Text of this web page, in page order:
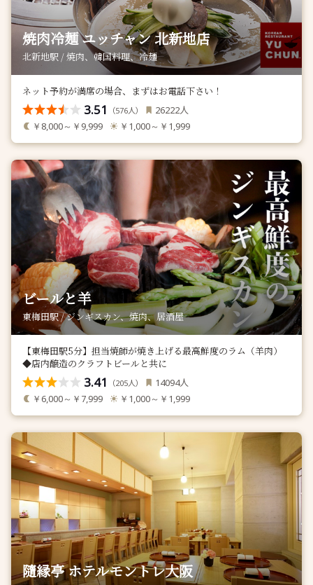
焼肉冷麺 ユッチャン 北新地店
北新地駅 / 焼肉、韓国料理、冷麺
ネット予約が満席の場合、まずはお電話下さい！
3.51 （576人） 26222人
￥8,000～￥9,999 ￥1,000～￥1,999
ビールと羊
東梅田駅 / ジンギスカン、焼肉、居酒屋
【東梅田駅5分】担当焼師が焼き上げる最高鮮度のラム（羊肉）
◆店内醸造のクラフトビールと共に
3.41 （205人） 14094人
￥6,000～￥7,999 ￥1,000～￥1,999
隨縁亭 ホテルモントレ大阪